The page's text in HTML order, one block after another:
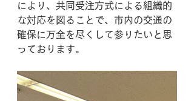
により、共同受注方式による組織的
な対応を図ることで、市内の交通の
確保に万全を尽くして参りたいと思
っております。